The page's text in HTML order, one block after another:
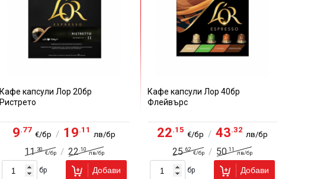
Кафе капсули Лор 20бр
Ристрето
9.77
€/бр / 19.11
лв/бр
11 .30
€/бр / 22 .10
лв/бр
бр Добави
Кафе капсули Лор 40бр
Флейвърс
22.15
€/бр / 43.32
лв/бр
25 .62
€/бр / 50 .11
лв/бр
бр Добави